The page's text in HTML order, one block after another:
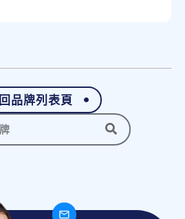
回品牌列表頁